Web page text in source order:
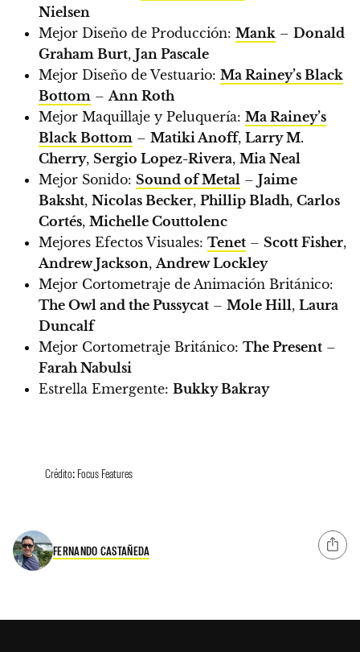
Nielsen
Mejor Diseño de Producción: Mank – Donald
Graham Burt, Jan Pascale
Mejor Diseño de Vestuario: Ma Rainey’s Black
Bottom – Ann Roth
Mejor Maquillaje y Peluquería: Ma Rainey’s
Black Bottom – Matiki Anoff, Larry M.
Cherry, Sergio Lopez-Rivera, Mia Neal
Mejor Sonido: Sound of Metal – Jaime
Baksht, Nicolas Becker, Phillip Bladh, Carlos
Cortés, Michelle Couttolenc
Mejores Efectos Visuales: Tenet – Scott Fisher,
Andrew Jackson, Andrew Lockley
Mejor Cortometraje de Animación Británico:
The Owl and the Pussycat – Mole Hill, Laura
Duncalf
Mejor Cortometraje Británico: The Present –
Farah Nabulsi
Estrella Emergente: Bukky Bakray
Crédito: Focus Features
FERNANDO CASTAÑEDA